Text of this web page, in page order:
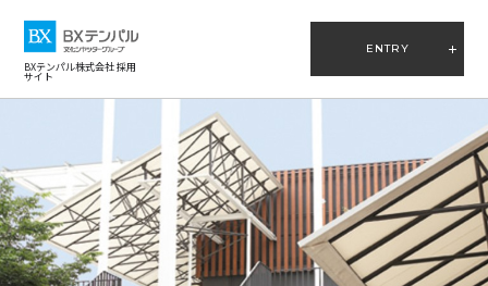
BXテンパル株式会社 採用
サイト
ENTRY